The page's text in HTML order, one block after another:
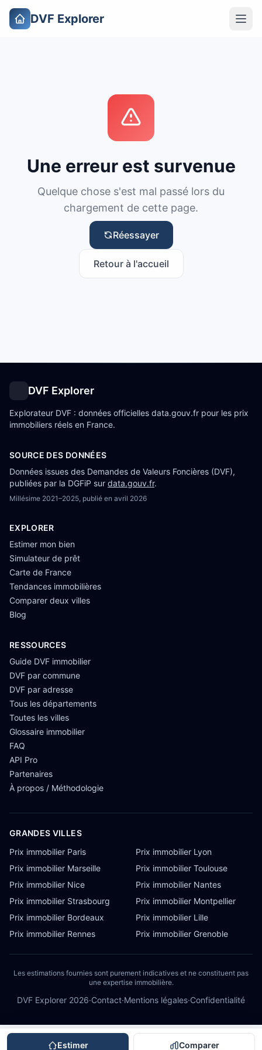
DVF Explorer
Une erreur est survenue
Quelque chose s'est mal passé lors du
chargement de cette page.
Réessayer
Retour à l'accueil
Estimer Comparer
DVF Explorer
Explorateur DVF : données officielles data.gouv.fr pour les prix
immobiliers réels en France.
SOURCE DES DONNÉES
Données issues des Demandes de Valeurs Foncières (DVF),
publiées par la DGFiP sur data.gouv.fr.
Millésime 2021–2025, publié en avril 2026
EXPLORER
Estimer mon bien
Simulateur de prêt
Carte de France
Tendances immobilières
Comparer deux villes
Blog
RESSOURCES
Guide DVF immobilier
DVF par commune
DVF par adresse
Tous les départements
Toutes les villes
Glossaire immobilier
FAQ
API Pro
Partenaires
À propos / Méthodologie
GRANDES VILLES
Prix immobilier Paris
Prix immobilier Lyon
Prix immobilier Marseille
Prix immobilier Toulouse
Prix immobilier Nice
Prix immobilier Nantes
Prix immobilier Strasbourg
Prix immobilier Montpellier
Prix immobilier Bordeaux
Prix immobilier Lille
Prix immobilier Rennes
Prix immobilier Grenoble
Les estimations fournies sont purement indicatives et ne constituent pas
une expertise immobilière.
DVF Explorer 2026·Contact·Mentions légales·Confidentialité